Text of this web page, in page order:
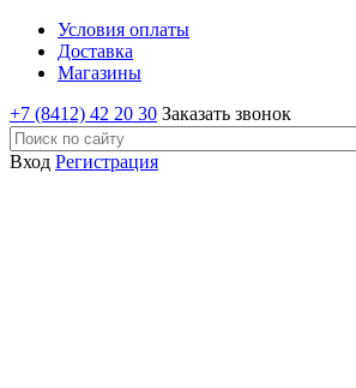
Условия оплаты
Доставка
Магазины
+7 (8412) 42 20 30 Заказать звонок
Вход Регистрация